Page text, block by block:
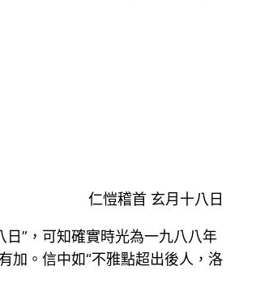
仁愷稽首 玄月十八日
”，可知確實時光為一九八八年
加。信中如“不雅點超出後人，洛